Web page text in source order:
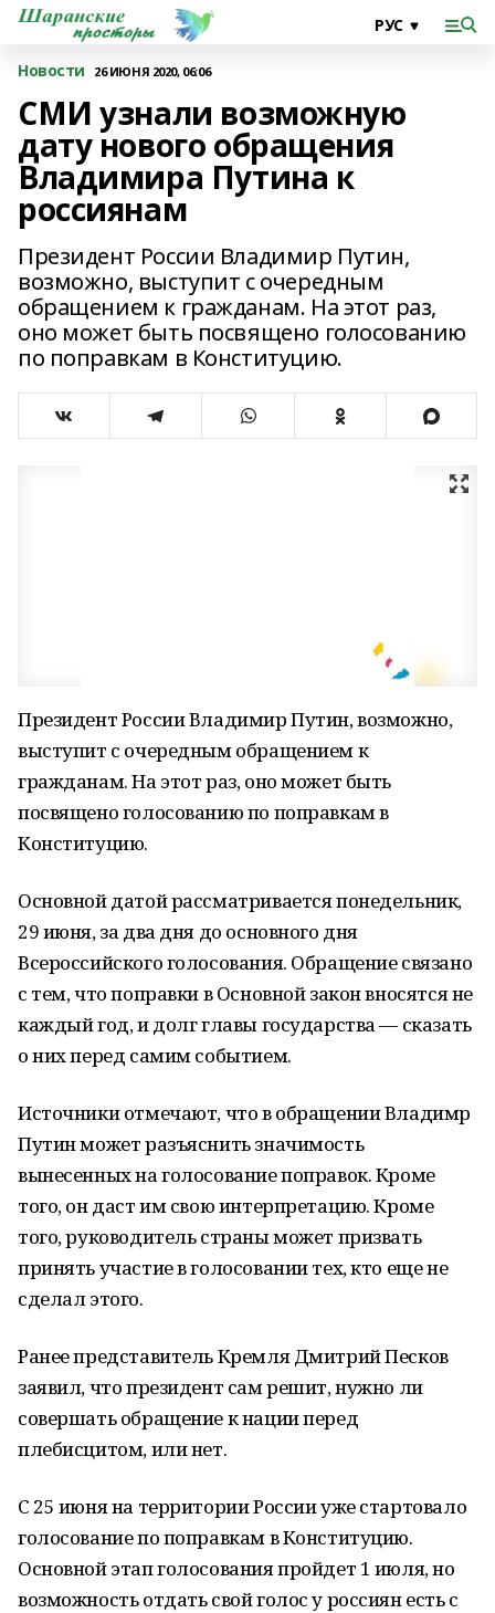
Новости 26 ИЮНЯ 2020, 06:06
СМИ узнали возможную
дату нового обращения
Владимира Путина к
россиянам
Президент России Владимир Путин,
возможно, выступит с очередным
обращением к гражданам. На этот раз,
оно может быть посвящено голосованию
по поправкам в Конституцию.
Президент России Владимир Путин, возможно,
выступит с очередным обращением к
гражданам. На этот раз, оно может быть
посвящено голосованию по поправкам в
Конституцию.
Основной датой рассматривается понедельник,
29 июня, за два дня до основного дня
Всероссийского голосования. Обращение связано
с тем, что поправки в Основной закон вносятся не
каждый год, и долг главы государства — сказать
о них перед самим событием.
Источники отмечают, что в обращении Владимр
Путин может разъяснить значимость
вынесенных на голосование поправок. Кроме
того, он даст им свою интерпретацию. Кроме
того, руководитель страны может призвать
принять участие в голосовании тех, кто еще не
сделал этого.
Ранее представитель Кремля Дмитрий Песков
заявил, что президент сам решит, нужно ли
совершать обращение к нации перед
плебисцитом, или нет.
С 25 июня на территории России уже стартовало
голосование по поправкам в Конституцию.
Основной этап голосования пройдет 1 июля, но
возможность отдать свой голос у россиян есть с